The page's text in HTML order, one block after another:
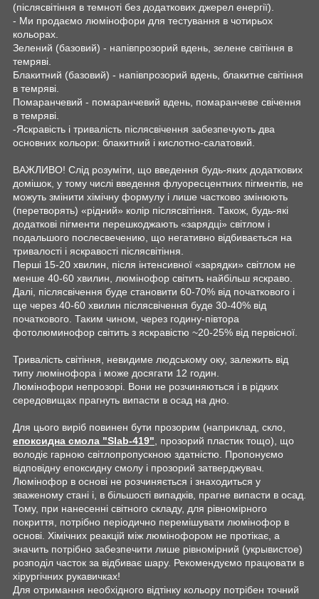
(післясвітіння в темноті без додаткових джерел енергії).
- Ми продаємо люмінофори для тестування в чотирьох
кольорах.
Зелений (базовий) - напівпрозорий вдень, зелене світіння в
темряві.
Блакитний (базовий) - напівпрозорий вдень, блакитне світіння
в темряві.
Помаранчевий - помаранчевий вдень, помаранчеве свічення
в темряві.
-Яскравість і тривалість післясвічення забезпечують два
основних кольори: блакитний і кислотно-салатовий.
ВАЖЛИВО! Слід розуміти, що введення будь-яких додаткових
домішок, у тому числі введення флуоресцентних пігментів, не
можуть змінити хімічну формулу і лише частково змінюють
(перетворять) «рідний» колір післясвітіння. Також, будь-які
додаткові пігменти перешкоджають «зарядці» світлом і
подальшого послесвечению, що негативно відбивається на
тривалості і яскравості післясвітіння.
Перші 15-20 хвилин, після інтенсивної «зарядки» світлом не
менше 40-60 хвилин, люмінофор світить найбільш яскраво.
Далі, післясвічення буде становити 60-70% від початкового і
ще через 40-60 хвилин післясвічення буде 30-40% від
початкового. Таким чином, через годину-півтора
фотолюминофор світить з яскравістю ~20-25% від первісної.
Тривалість світіння, невидиме людському оку, залежить від
типу люмінофора і може досягати 12 годин.
Люмінофори непрозорі. Вони не розчиняються і в рідких
середовищах прагнуть випасти в осад на дно.
Для цього виріб повинен бути прозорим (наприклад, скло,
епоксидна смола "Slab-419" , прозорий пластик тощо), що
володіє гарною світлопропускною здатністю. Пропонуємо
відповідну епоксидну смолу і прозорий затверджувач.
Люмінофор в основі не розчиняється і знаходиться у
зваженому стані і, в більшості випадків, прагне випасти в осад.
Тому, при нанесенні світного складу, для рівномірного
покриття, потрібно періодично перемішувати люмінофор в
основі. Хімічних реакцій між люмінофором не протікає, а
значить потрібно забезпечити лише рівномірний (укрывистое)
розподіл часток за відбиває шару. Рекомендуємо працювати в
хірургічних рукавичках!
Для отримання необхідного відтінку кольору потрібен точний